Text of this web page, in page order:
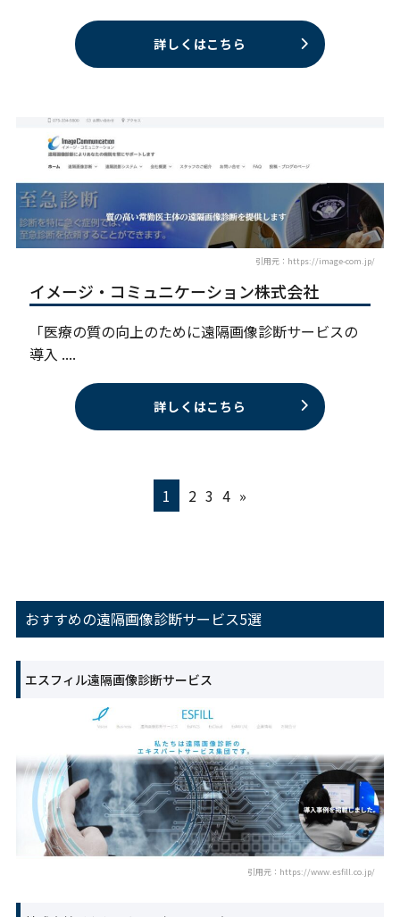
詳しくはこちら
引用元：https://image-com.jp/
イメージ・コミュニケーション株式会社
「医療の質の向上のために遠隔画像診断サービスの
導入 ....
詳しくはこちら
1 2 3 4 »
おすすめの遠隔画像診断サービス5選
エスフィル遠隔画像診断サービス
引用元：https://www.esfill.co.jp/